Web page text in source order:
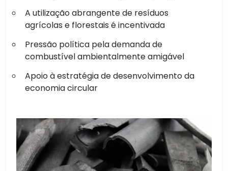
A utilização abrangente de resíduos
agrícolas e florestais é incentivada
Pressão política pela demanda de
combustível ambientalmente amigável
Apoio à estratégia de desenvolvimento da
economia circular